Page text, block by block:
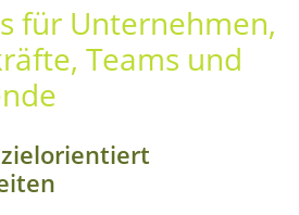
für Unter­neh­men,
Teams und